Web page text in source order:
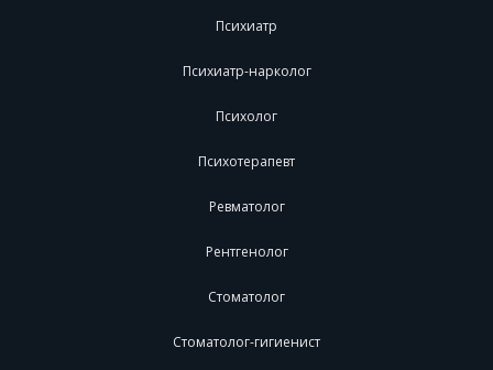
Психиатр
Психиатр-нарколог
Психолог
Психотерапевт
Ревматолог
Рентгенолог
Стоматолог
Стоматолог-гигиенист